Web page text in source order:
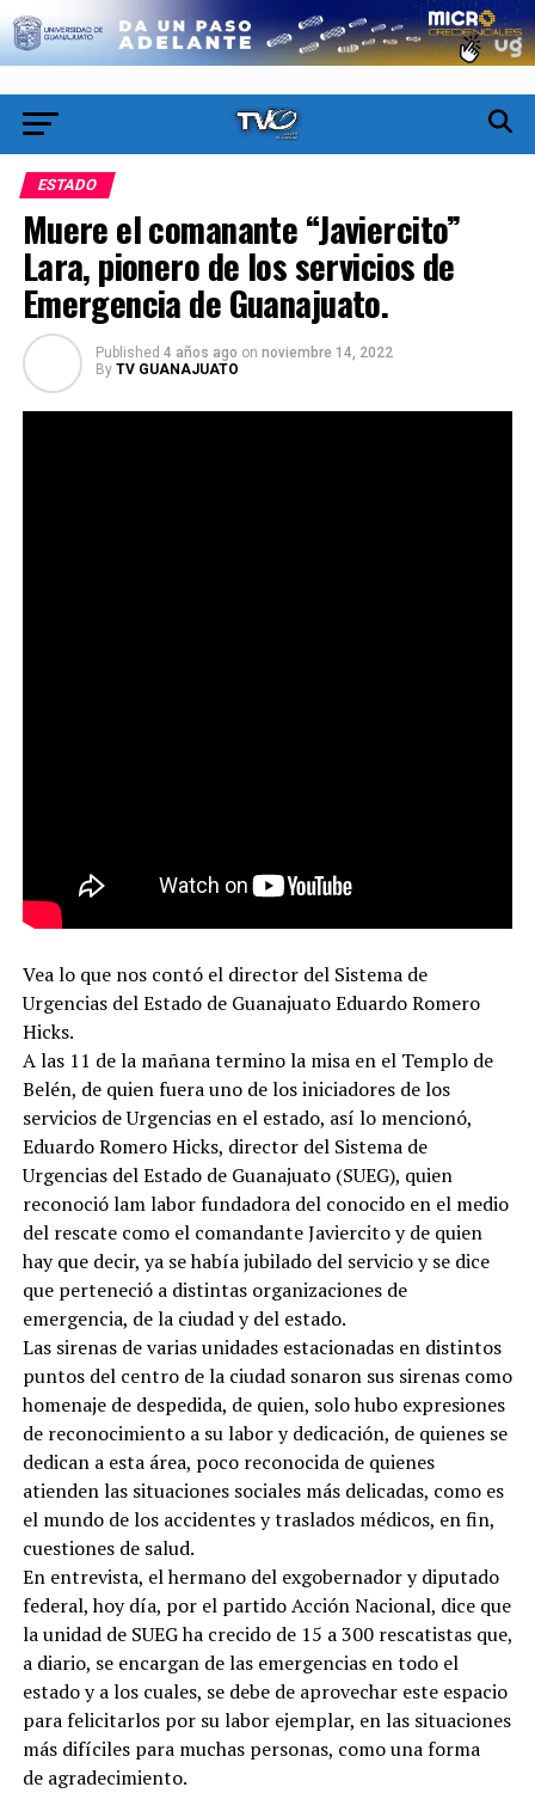
ESTADO
Muere el comanante “Javiercito”
Lara, pionero de los servicios de
Emergencia de Guanajuato.
Published 4 años ago on noviembre 14, 2022
By TV GUANAJUATO
Vea lo que nos contó el director del Sistema de
Urgencias del Estado de Guanajuato Eduardo Romero
Hicks.
A las 11 de la mañana termino la misa en el Templo de
Belén, de quien fuera uno de los iniciadores de los
servicios de Urgencias en el estado, así lo mencionó,
Eduardo Romero Hicks, director del Sistema de
Urgencias del Estado de Guanajuato (SUEG), quien
reconoció lam labor fundadora del conocido en el medio
del rescate como el comandante Javiercito y de quien
hay que decir, ya se había jubilado del servicio y se dice
que perteneció a distintas organizaciones de
emergencia, de la ciudad y del estado.
Las sirenas de varias unidades estacionadas en distintos
puntos del centro de la ciudad sonaron sus sirenas como
homenaje de despedida, de quien, solo hubo expresiones
de reconocimiento a su labor y dedicación, de quienes se
dedican a esta área, poco reconocida de quienes
atienden las situaciones sociales más delicadas, como es
el mundo de los accidentes y traslados médicos, en fin,
cuestiones de salud.
En entrevista, el hermano del exgobernador y diputado
federal, hoy día, por el partido Acción Nacional, dice que
la unidad de SUEG ha crecido de 15 a 300 rescatistas que,
a diario, se encargan de las emergencias en todo el
estado y a los cuales, se debe de aprovechar este espacio
para felicitarlos por su labor ejemplar, en las situaciones
más difíciles para muchas personas, como una forma
de agradecimiento.